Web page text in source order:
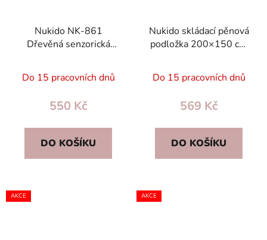
Nukido NK-861
Dřevěná senzorická
kulodromem a
třídičkami
Do 15 pracovních dnů
550 Kč
DO KOŠÍKU
Nukido skládací pěnová
podložka 200×150 cm
protiskluzová, bez BPA
Do 15 pracovních dnů
569 Kč
DO KOŠÍKU
AKCE AKCE